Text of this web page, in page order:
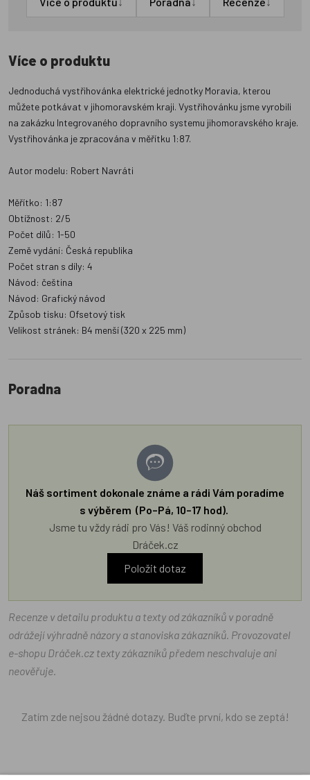
Více o produktu
Jednoduchá vystřihovánka elektrické jednotky Moravia, kterou
můžete potkávat v jihomoravském kraji. Vystřihovánku jsme vyrobili
na zakázku Integrovaného dopravního systemu jihomoravského kraje.
Vystřihovánka je zpracována v měřítku 1:87.
Autor modelu: Robert Navráti
Měřítko: 1:87
Obtížnost: 2/5
Počet dílů: 1-50
Země vydání: Česká republika
Počet stran s díly: 4
Návod: čeština
Návod: Grafický návod
Způsob tisku: Ofsetový tisk
Velikost stránek: B4 menší (320 x 225 mm)
Poradna
Náš sortiment dokonale známe a rádi Vám poradíme
s výběrem (Po–Pá, 10–17 hod).
Jsme tu vždy rádi pro Vás! Váš rodinný obchod
Dráček.cz
Položit dotaz
Recenze v detailu produktu a texty od zákazníků v poradně
odrážejí výhradně názory a stanoviska zákazníků. Provozovatel
e-shopu Dráček.cz texty zákazníků předem neschvaluje ani
neověřuje.
Zatím zde nejsou žádné dotazy. Buďte první, kdo se zeptá!